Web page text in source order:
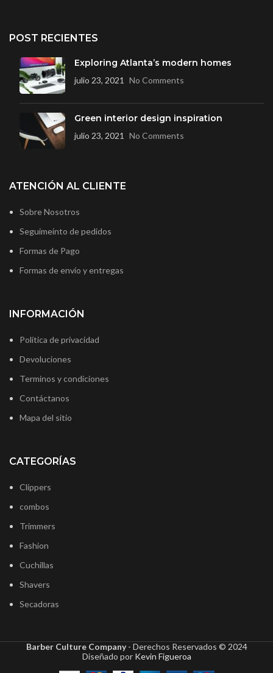
POST RECIENTES
Exploring Atlanta’s modern homes
julio 23, 2021 No Comments
Green interior design inspiration
julio 23, 2021 No Comments
ATENCIÓN AL CLIENTE
Sobre Nosotros
Seguimeinto de pedidos
Formas de Pago
Formas de envío y entregas
INFORMACIÓN
Política de privacidad
Devoluciones
Terminos y condiciones
Contáctanos
Mapa del sitio
CATEGORÍAS
Clippers
combos
Trimmers
Fashion
Cuchillas
Shavers
Secadoras
Barber Culture Company- Derechos Reservados © 2024
Diseñado por Kevin Figueroa